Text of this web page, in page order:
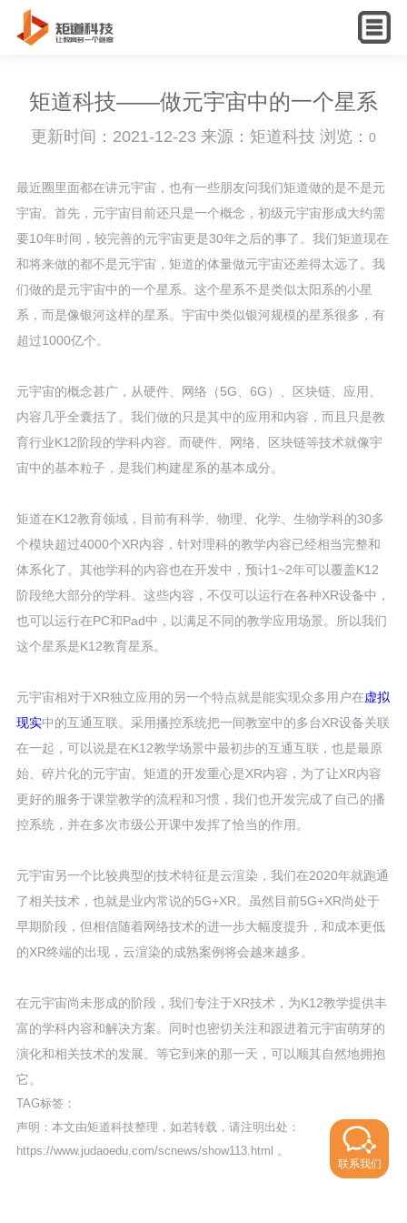
English
矩道科技——做元宇宙中的一个星系
更新时间：2021-12-23 来源：矩道科技 浏览： 0
最近圈里面都在讲元宇宙，也有一些朋友问我们矩道做的是不是元
宇宙。首先，元宇宙目前还只是一个概念，初级元宇宙形成大约需
要10年时间，较完善的元宇宙更是30年之后的事了。我们矩道现在
和将来做的都不是元宇宙，矩道的体量做元宇宙还差得太远了。我
们做的是元宇宙中的一个星系。这个星系不是类似太阳系的小星
系，而是像银河这样的星系。宇宙中类似银河规模的星系很多，有
超过1000亿个。
元宇宙的概念甚广，从硬件、网络（5G、6G）、区块链、应用、
内容几乎全囊括了。我们做的只是其中的应用和内容，而且只是教
育行业K12阶段的学科内容。而硬件、网络、区块链等技术就像宇
宙中的基本粒子，是我们构建星系的基本成分。
矩道在K12教育领域，目前有科学、物理、化学、生物学科的30多
个模块超过4000个XR内容，针对理科的教学内容已经相当完整和
体系化了。其他学科的内容也在开发中，预计1~2年可以覆盖K12
阶段绝大部分的学科。这些内容，不仅可以运行在各种XR设备中，
也可以运行在PC和Pad中，以满足不同的教学应用场景。所以我们
这个星系是K12教育星系。
元宇宙相对于XR独立应用的另一个特点就是能实现众多用户在虚拟
现实中的互通互联。采用播控系统把一间教室中的多台XR设备关联
在一起，可以说是在K12教学场景中最初步的互通互联，也是最原
始、碎片化的元宇宙。矩道的开发重心是XR内容，为了让XR内容
更好的服务于课堂教学的流程和习惯，我们也开发完成了自己的播
控系统，并在多次市级公开课中发挥了恰当的作用。
元宇宙另一个比较典型的技术特征是云渲染，我们在2020年就跑通
了相关技术，也就是业内常说的5G+XR。虽然目前5G+XR尚处于
早期阶段，但相信随着网络技术的进一步大幅度提升，和成本更低
的XR终端的出现，云渲染的成熟案例将会越来越多。
在元宇宙尚未形成的阶段，我们专注于XR技术，为K12教学提供丰
富的学科内容和解决方案。同时也密切关注和跟进着元宇宙萌芽的
演化和相关技术的发展。等它到来的那一天，可以顺其自然地拥抱
它。
TAG标签：
声明：本文由矩道科技整理，如若转载，请注明出处：
https://www.judaoedu.com/scnews/show113.html 。
联系我们